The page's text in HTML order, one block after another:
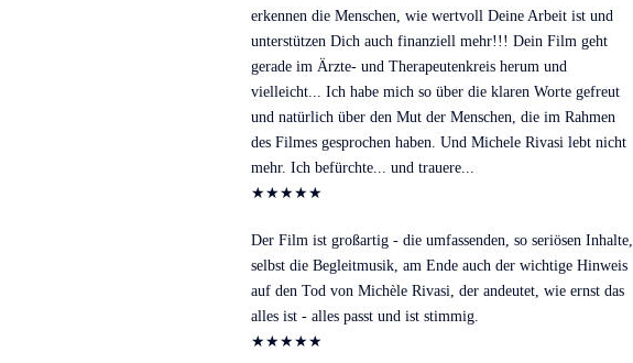
erkennen die Menschen, wie wertvoll Deine Arbeit ist und
unterstützen Dich auch finanziell mehr!!! Dein Film geht
gerade im Ärzte- und Therapeutenkreis herum und
vielleicht... Ich habe mich so über die klaren Worte gefreut
und natürlich über den Mut der Menschen, die im Rahmen
des Filmes gesprochen haben. Und Michele Rivasi lebt nicht
mehr. Ich befürchte... und trauere...
★★★★★
Der Film ist großartig - die umfassenden, so seriösen Inhalte,
selbst die Begleitmusik, am Ende auch der wichtige Hinweis
auf den Tod von Michèle Rivasi, der andeutet, wie ernst das
alles ist - alles passt und ist stimmig.
★★★★★